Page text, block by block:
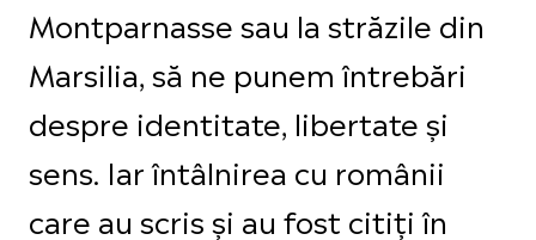
Montparnasse sau la străzile din
Marsilia, să ne punem întrebări
despre identitate, libertate și
sens. Iar întâlnirea cu românii
care au scris și au fost citiți în